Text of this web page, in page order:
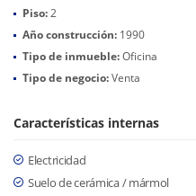
Piso:2
Año construcción: 1990
Tipo de inmueble:Oficina
Tipo de negocio:Venta
Características internas
Electricidad
Suelo de cerámica / mármol